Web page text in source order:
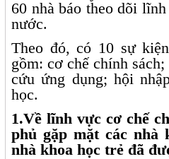
60 nhà báo theo dõi
nước.
Theo đó, có 10 sự
gồm: cơ chế chính
cứu ứng dụng; hội
học.
1.Về lĩnh vực cơ chế
phủ gặp mặt các nhà
nhà khoa học trẻ đã